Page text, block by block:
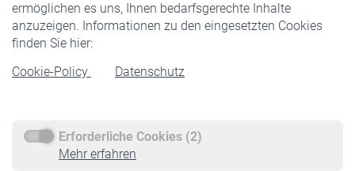
ermöglichen es uns, Ihnen bedarfsgerechte Inhalte
anzuzeigen. Informationen zu den eingesetzten Cookies
finden Sie hier:
Cookie-Policy
Datenschutz
Erforderliche Cookies (2)
Mehr erfahren
Rentner
Rentenbeginn
Rente beantragen
Service
Informationen